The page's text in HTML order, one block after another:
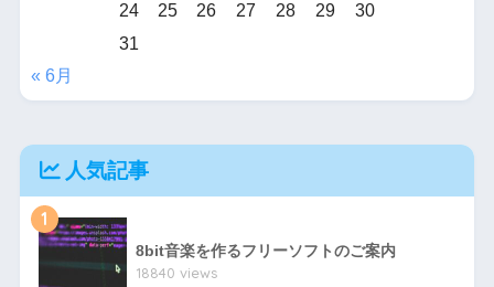
24
25 26 27 28 29
30
31
« 6月
人気記事
1
8bit音楽を作るフリーソフトのご案内
18840 views